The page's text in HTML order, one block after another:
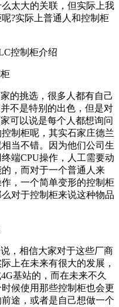
太大的关联，但实际上我
?实际上普通人和控制柜
的挑选，很多人都有自己
不是特别的出色，但是对
可以说是每个人都想询问
制柜呢，其实石家庄德兰
当不错。因为他们公司生
端CPU操作，人工需要动
，而对于一个普通人来
，一个简单变形的控制柜
对于控制柜来说这种物品
，相信大家对于这些厂商
上在未来有很大的发展，
基站的，而在未来不久
候使用那些控制柜也会更
途，或者是自己想做一个